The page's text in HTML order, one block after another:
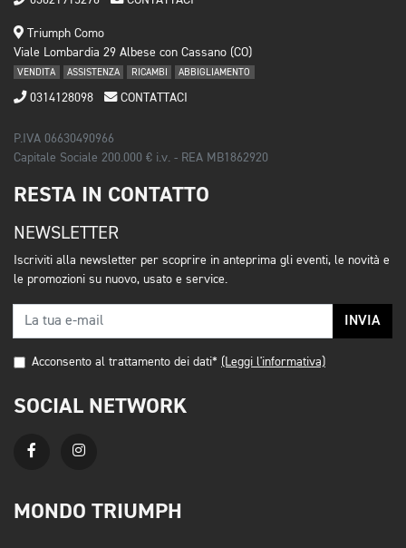
Triumph Como
Viale Lombardia 29 Albese con Cassano (CO)
VENDITA ASSISTENZA RICAMBI ABBIGLIAMENTO
0314128098 CONTATTACI
P.IVA 06630490966
Capitale Sociale 200.000 € i.v. - REA MB1862920
RESTA IN CONTATTO
NEWSLETTER
Iscriviti alla newsletter per scoprire in anteprima gli eventi, le novità e
le promozioni su nuovo, usato e service.
INVIA
Acconsento al trattamento dei dati* (Leggi l'informativa)
SOCIAL NETWORK
MONDO TRIUMPH